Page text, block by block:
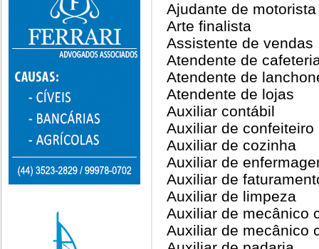
Ajudante de motorista
Arte finalista
Assistente de vendas
Atendente de
Atendente de
Atendente de lojas
Auxiliar contábil
Auxiliar de confeiteiro
Auxiliar de cozinha
Auxiliar de
Auxiliar de
Auxiliar de limpeza
Auxiliar de mecânico
Auxiliar de mecânico